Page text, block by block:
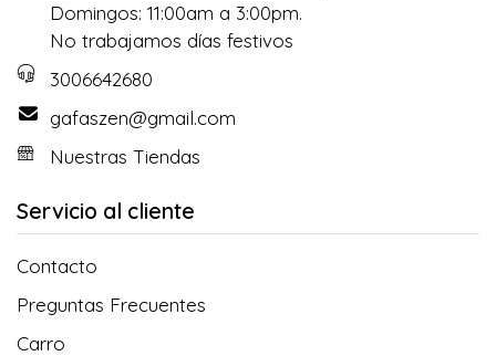
Domingos: 11:00am a 3:00pm.
No trabajamos días festivos
3006642680
gafaszen@gmail.com
Nuestras Tiendas
Servicio al cliente
Contacto
Preguntas Frecuentes
Carro